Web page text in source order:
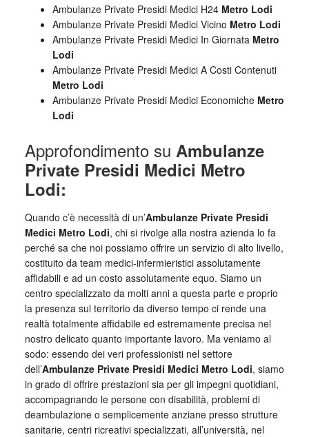
Ambulanze Private Presidi Medici H24 Metro Lodi
Ambulanze Private Presidi Medici Vicino Metro Lodi
Ambulanze Private Presidi Medici In Giornata Metro
Lodi
Ambulanze Private Presidi Medici A Costi Contenuti
Metro Lodi
Ambulanze Private Presidi Medici Economiche Metro
Lodi
Approfondimento su Ambulanze
Private Presidi Medici Metro
Lodi:
Quando c’è necessità di un’Ambulanze Private Presidi
Medici Metro Lodi, chi si rivolge alla nostra azienda lo fa
perché sa che noi possiamo offrire un servizio di alto livello,
costituito da team medici-infermieristici assolutamente
affidabili e ad un costo assolutamente equo. Siamo un
centro specializzato da molti anni a questa parte e proprio
la presenza sul territorio da diverso tempo ci rende una
realtà totalmente affidabile ed estremamente precisa nel
nostro delicato quanto importante lavoro. Ma veniamo al
sodo: essendo dei veri professionisti nel settore
dell’Ambulanze Private Presidi Medici Metro Lodi, siamo
in grado di offrire prestazioni sia per gli impegni quotidiani,
accompagnando le persone con disabilità, problemi di
deambulazione o semplicemente anziane presso strutture
sanitarie, centri ricreativi specializzati, all’università, nel